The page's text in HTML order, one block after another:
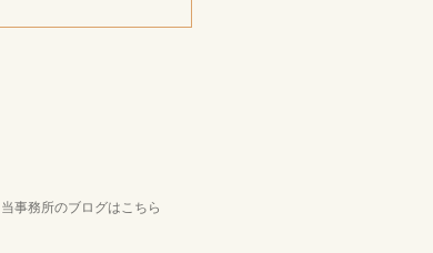
事務所のブログはこちら